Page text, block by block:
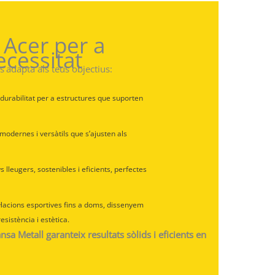
per a
als teus objectius:
per a estructures que suporten
i versàtils que s’ajusten als
lleugers, sostenibles i eficients, perfectes
esportives fins a doms, dissenyem
i estètica.
Metall garanteix resultats sòlids i eficients en